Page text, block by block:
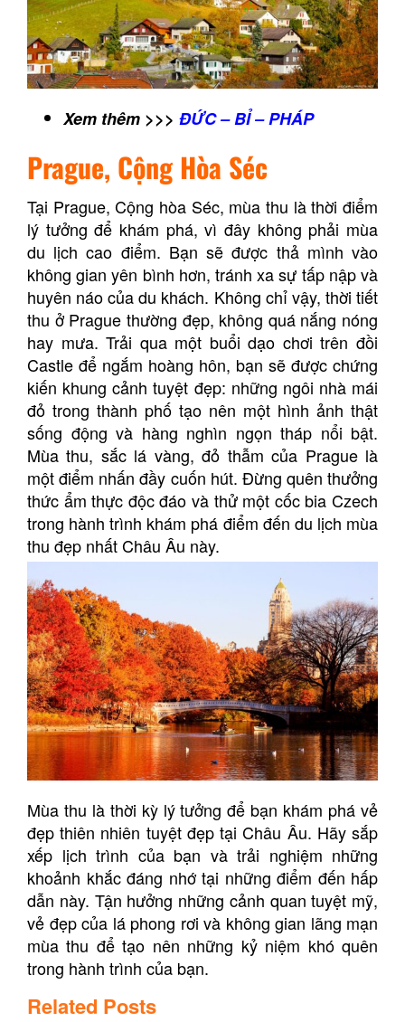
Xem thêm >>> ĐỨC – BỈ – PHÁP
Prague, Cộng Hòa Séc
Tại Prague, Cộng hòa Séc, mùa thu là thời điểm
lý tưởng để khám phá, vì đây không phải mùa
du lịch cao điểm. Bạn sẽ được thả mình vào
không gian yên bình hơn, tránh xa sự tấp nập và
huyên náo của du khách. Không chỉ vậy, thời tiết
thu ở Prague thường đẹp, không quá nắng nóng
hay mưa. Trải qua một buổi dạo chơi trên đồi
Castle để ngắm hoàng hôn, bạn sẽ được chứng
kiến khung cảnh tuyệt đẹp: những ngôi nhà mái
đỏ trong thành phố tạo nên một hình ảnh thật
sống động và hàng nghìn ngọn tháp nổi bật.
Mùa thu, sắc lá vàng, đỏ thẫm của Prague là
một điểm nhấn đầy cuốn hút. Đừng quên thưởng
thức ẩm thực độc đáo và thử một cốc bia Czech
trong hành trình khám phá điểm đến du lịch mùa
thu đẹp nhất Châu Âu này.
Mùa thu là thời kỳ lý tưởng để bạn khám phá vẻ
đẹp thiên nhiên tuyệt đẹp tại Châu Âu. Hãy sắp
xếp lịch trình của bạn và trải nghiệm những
khoảnh khắc đáng nhớ tại những điểm đến hấp
dẫn này. Tận hưởng những cảnh quan tuyệt mỹ,
vẻ đẹp của lá phong rơi và không gian lãng mạn
mùa thu để tạo nên những kỷ niệm khó quên
trong hành trình của bạn.
Related Posts